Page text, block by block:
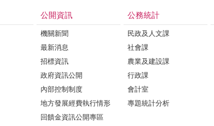
公開資訊
機關新聞
最新消息
招標資訊
政府資訊公開
內部控制制度
地方發展經費執行情形
回饋金資訊公開專區
公務統計
民政及人文課
社會課
農業及建設課
行政課
會計室
專題統計分析